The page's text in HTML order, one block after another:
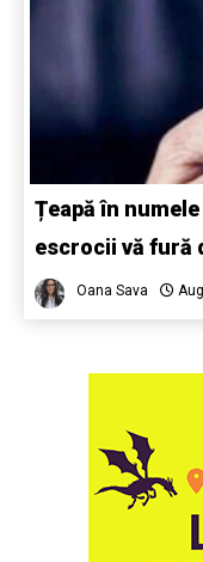
Țeapă în
escrocii vă fură
Oana Sava